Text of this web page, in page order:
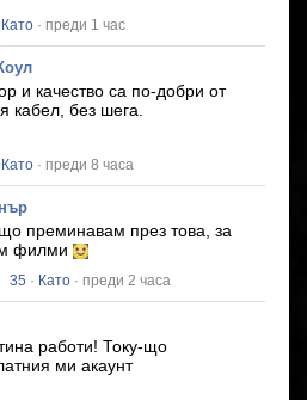
Като · преди 1 час
и качество са по-добри от
кабел, без шега.
Като · преди 8 часа
преминавам през това, за
филми
35 · Като · преди 2 часа
работи! Току-що
ми акаунт